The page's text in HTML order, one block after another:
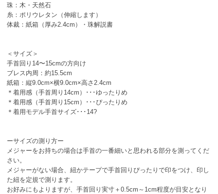
珠：木・天然石
糸：ポリウレタン（伸縮します）
体裁：紙箱（厚み2.4cm）・珠解説書
＜サイズ＞
手首回り14〜15cmの方向け
ブレス内周：約15.5cm
紙箱：縦9.0cm×横9.0cm×高さ2.4cm
＊着用感（手首周り14cm）･･･ゆったりめ
＊着用感（手首周り15cm）･･･ぴったりめ
＊着用モデル手首サイズ･･･14?
ーサイズの測り方ー
メジャーをお持ちの場合は手首の一番細いと思われる部分を測ってくだ
さい。
メジャーがない場合、紐かテープで手首回りぴったりで印をつけ、印し
た紐を定規で測ります。
お好みにもよりますが、手首回り実寸＋0.5cm～1cm程度が目安となり